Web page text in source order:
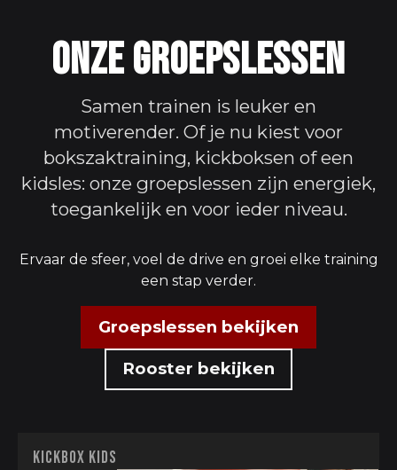
Onze Groepslessen
Samen trainen is leuker en
motiverender. Of je nu kiest voor
bokszaktraining, kickboksen of een
kidsles: onze groepslessen zijn energiek,
toegankelijk en voor ieder niveau.
Ervaar de sfeer, voel de drive en groei elke training
een stap verder.
Groepslessen bekijken
Rooster bekijken
KICKBOX KIDS